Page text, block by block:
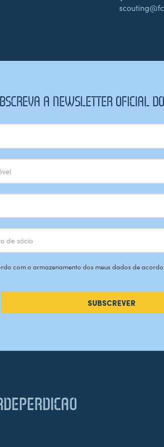
A NEWSLETTER OFICIAL
com o armazenamento dos meus dados de
SUBSCREVER